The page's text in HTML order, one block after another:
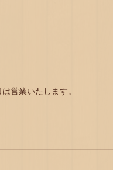
営業いたします。